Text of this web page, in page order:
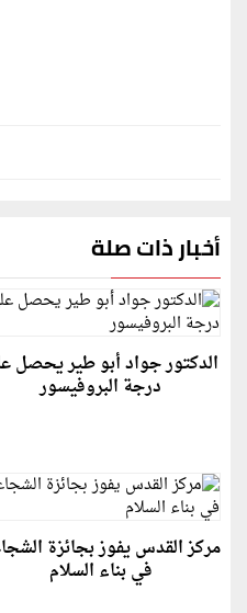
أخبار ذات صلة
الدكتور جواد أبو طير يحصل
درجة البروفيسور
مركز القدس يفوز بجائزة
في بناء السلام